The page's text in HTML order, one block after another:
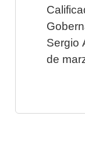
Sergio
de